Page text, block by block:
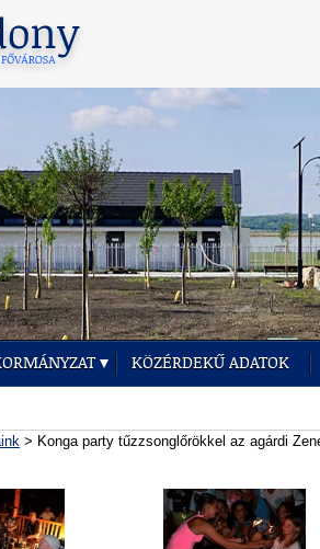
KÖZÉRDEKŰ ADATOK
> Konga party tűzzsonglőrökkel az agárdi